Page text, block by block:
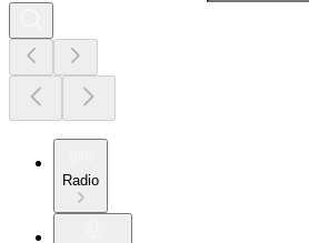
Radio